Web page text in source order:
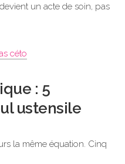
un acte de soin, pas
céto
: 5
ustensile
la même équation. Cinq